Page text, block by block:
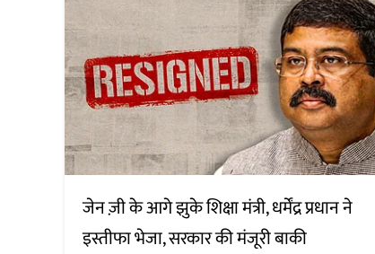
जेन ज़ी के आगे झुके शिक्षा मंत्री, धर्मेंद्र प्रधान ने
इस्तीफा भेजा, सरकार की मंजूरी बाकी